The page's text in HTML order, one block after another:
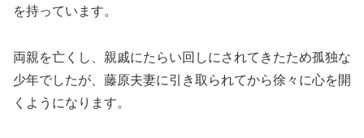
を持っています。
両親を亡くし、親戚にたらい回しにされてきたため孤独な
少年でしたが、藤原夫妻に引き取られてから徐々に心を開
くようになります。